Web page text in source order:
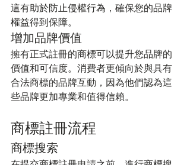
這有助於防止侵權行為，確保您的品牌
權益得到保障。
增加品牌價值
擁有正式註冊的商標可以提升您品牌的
價值和可信度。消費者更傾向於與具有
合法商標的品牌互動，因為他們認為這
些品牌更加專業和值得信賴。
商標註冊流程
商標搜索